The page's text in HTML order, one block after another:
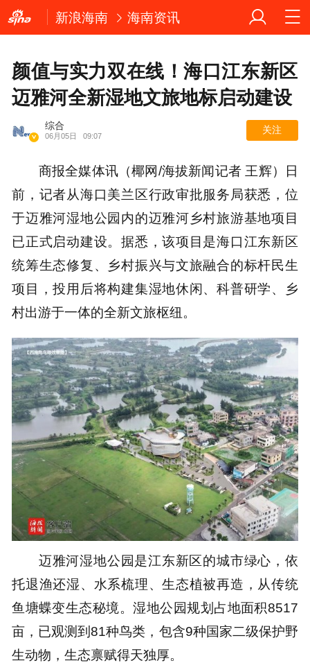
新浪海南 海南资讯
颜值与实力双在线！海口江东新区
迈雅河全新湿地文旅地标启动建设
综合
06月05日 09:07
关注
商报全媒体讯（椰网/海拔新闻记者 王辉）日
前，记者从海口美兰区行政审批服务局获悉，位
于迈雅河湿地公园内的迈雅河乡村旅游基地项目
已正式启动建设。据悉，该项目是海口江东新区
统筹生态修复、乡村振兴与文旅融合的标杆民生
项目，投用后将构建集湿地休闲、科普研学、乡
村出游于一体的全新文旅枢纽。
迈雅河湿地公园是江东新区的城市绿心，依
托退渔还湿、水系梳理、生态植被再造，从传统
鱼塘蝶变生态秘境。湿地公园规划占地面积8517
亩，已观测到81种鸟类，包含9种国家二级保护野
生动物，生态禀赋得天独厚。